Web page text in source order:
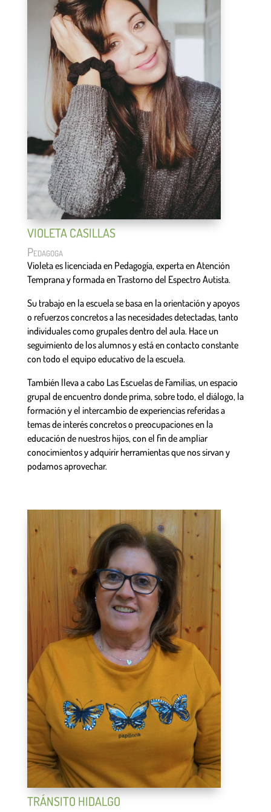
VIOLETA CASILLAS
Pedagoga
Violeta es licenciada en Pedagogía, experta en Atención
Temprana y formada en Trastorno del Espectro Autista.
Su trabajo en la escuela se basa en la orientación y apoyos
o refuerzos concretos a las necesidades detectadas, tanto
individuales como grupales dentro del aula. Hace un
seguimiento de los alumnos y está en contacto constante
con todo el equipo educativo de la escuela.
También lleva a cabo Las Escuelas de Familias, un espacio
grupal de encuentro donde prima, sobre todo, el diálogo, la
formación y el intercambio de experiencias referidas a
temas de interés concretos o preocupaciones en la
educación de nuestros hijos, con el fin de ampliar
conocimientos y adquirir herramientas que nos sirvan y
podamos aprovechar.
TRÁNSITO HIDALGO